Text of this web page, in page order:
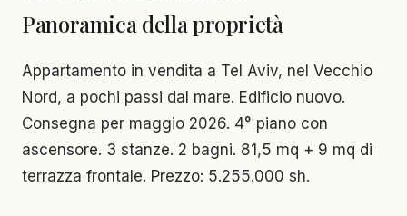
Panoramica della proprietà
Appartamento in vendita a Tel Aviv, nel Vecchio
Nord, a pochi passi dal mare. Edificio nuovo.
Consegna per maggio 2026. 4° piano con
ascensore. 3 stanze. 2 bagni. 81,5 mq + 9 mq di
terrazza frontale. Prezzo: 5.255.000 sh.